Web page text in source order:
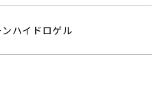
ハイドロゲル